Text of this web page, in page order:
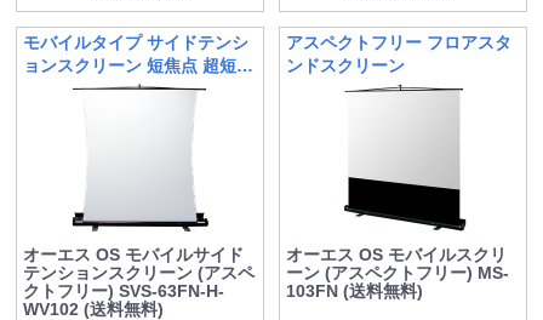
モバイルタイプ サイドテンシ
ョンスクリーン 短焦点 超短焦
点向け
オーエス OS モバイルサイド
テンションスクリーン (アスペ
クトフリー) SVS-63FN-H-
WV102 (送料無料)
アスペクトフリー フロアスタ
ンドスクリーン
オーエス OS モバイルスクリ
ーン (アスペクトフリー) MS-
103FN (送料無料)